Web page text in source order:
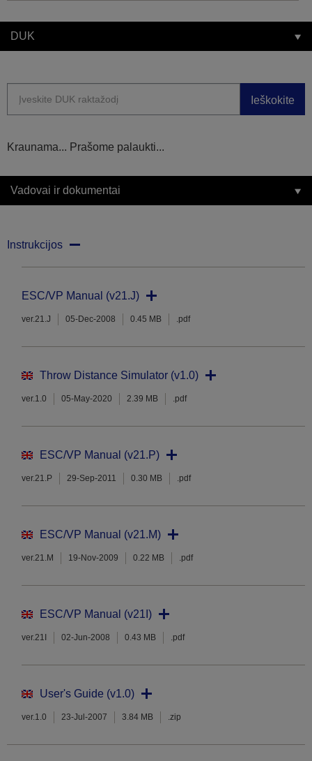
DUK
Ieškokite
Kraunama... Prašome palaukti...
Vadovai ir dokumentai
Instrukcijos
ESC/VP Manual (v21.J)
ver.21.J 05-Dec-2008 0.45 MB .pdf
Throw Distance Simulator (v1.0)
ver.1.0 05-May-2020 2.39 MB .pdf
ESC/VP Manual (v21.P)
ver.21.P 29-Sep-2011 0.30 MB .pdf
ESC/VP Manual (v21.M)
ver.21.M 19-Nov-2009 0.22 MB .pdf
ESC/VP Manual (v21I)
ver.21I 02-Jun-2008 0.43 MB .pdf
User's Guide (v1.0)
ver.1.0 23-Jul-2007 3.84 MB .zip